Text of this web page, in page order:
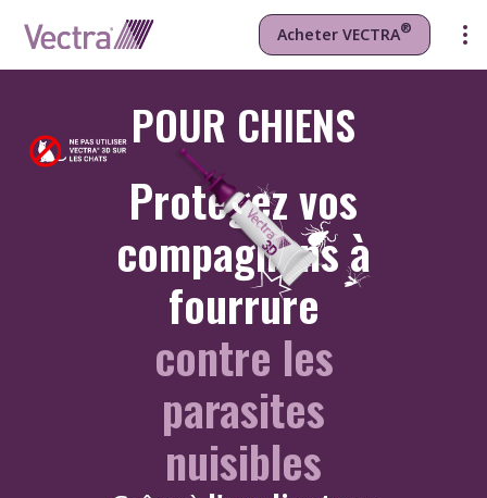
Acheter VECTRA®
Découvrir VECTRA 3D
POUR CHIENS
Protégez vos
compagnons à
fourrure
contre les
parasites
nuisibles